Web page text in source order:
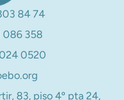
84 74
086 358
0520
83, piso 4º pta 24,